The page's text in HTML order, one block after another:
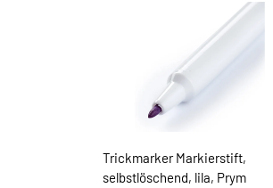
Trickmarker Markierstift,
selbstlöschend, lila, Prym